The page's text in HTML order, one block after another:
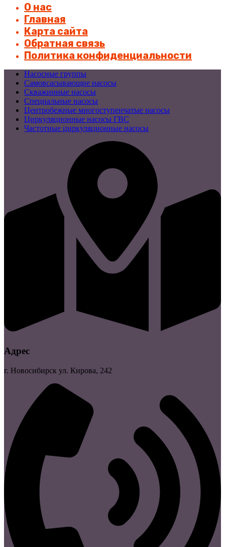
О нас
Главная
Карта сайта
Обратная связь
Политика конфиденциальности
Насосные группы
Самовсасывающие насосы
Скважинные насосы
Специальные насосы
Центробежные многоступенчатые насосы
Циркуляционные насосы ГВС
Частотные циркуляционные насосы
Адрес
г. Новосибирск ул. Кирова, 242